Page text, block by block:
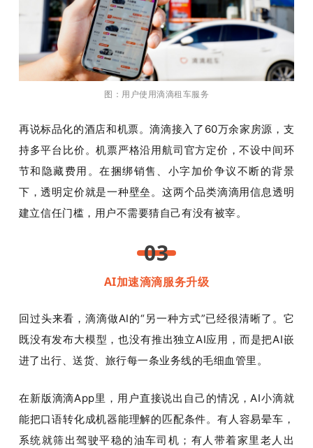
图：用户使用滴滴租车服务
再说标品化的酒店和机票。滴滴接入了60万余家房源，支
持多平台比价。机票严格沿用航司官方定价，不设中间环
节和隐藏费用。在捆绑销售、小字加价争议不断的背景
下，透明定价就是一种壁垒。这两个品类滴滴用信息透明
建立信任门槛，用户不需要猜自己有没有被宰。
03
AI加速滴滴服务升级
回过头来看，滴滴做AI的“另一种方式”已经很清晰了。它
既没有发布大模型，也没有推出独立AI应用，而是把AI嵌
进了出行、送货、旅行每一条业务线的毛细血管里。
在新版滴滴App里，用户直接说出自己的情况，AI小滴就
能把口语转化成机器能理解的匹配条件。有人容易晕车，
系统就筛出驾驶平稳的油车司机；有人带着家里老人出